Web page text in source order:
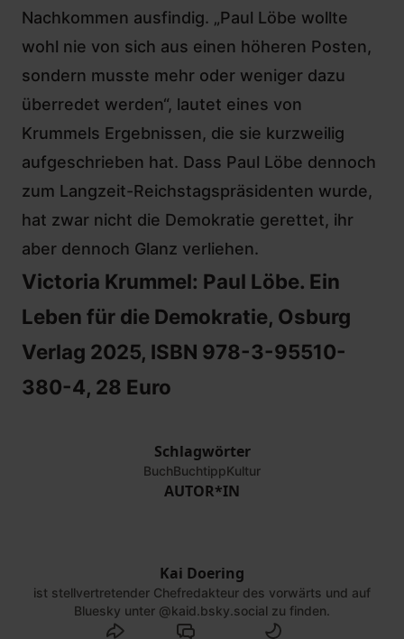
Nachkommen ausfindig. „Paul Löbe wollte
wohl nie von sich aus einen höheren Posten,
sondern musste mehr oder weniger dazu
überredet werden“, lautet eines von
Krummels Ergebnissen, die sie kurzweilig
aufgeschrieben hat. Dass Paul Löbe dennoch
zum Langzeit-Reichstagspräsidenten wurde,
hat zwar nicht die Demokratie gerettet, ihr
aber dennoch Glanz verliehen.
Victoria Krummel: Paul Löbe. Ein
Leben für die Demokratie, Osburg
Verlag 2025, ISBN 978-3-95510-
380-4, 28 Euro
Schlagwörter
BuchBuchtippKultur
AUTOR*IN
©
Dirk Bleicker |
Kai Doering
ist stellvertretender Chefredakteur des vorwärts und auf
Bluesky unter @kaid.bsky.social zu finden.